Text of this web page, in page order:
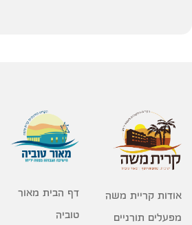
אודות קריית משה
מפעלים תורניים
דף הבית מאור
טוביה